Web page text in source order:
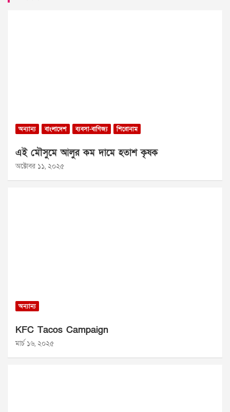
অন্যান্য বাংলাদেশ ব্যবসা-বাণিজ্য শিরোনাম
এই মৌসুমে আলুর কম দামে হতাশ কৃষক
অক্টোবর ১১, ২০২৫
অন্যান্য
KFC Tacos Campaign
মার্চ ১৬, ২০২৫